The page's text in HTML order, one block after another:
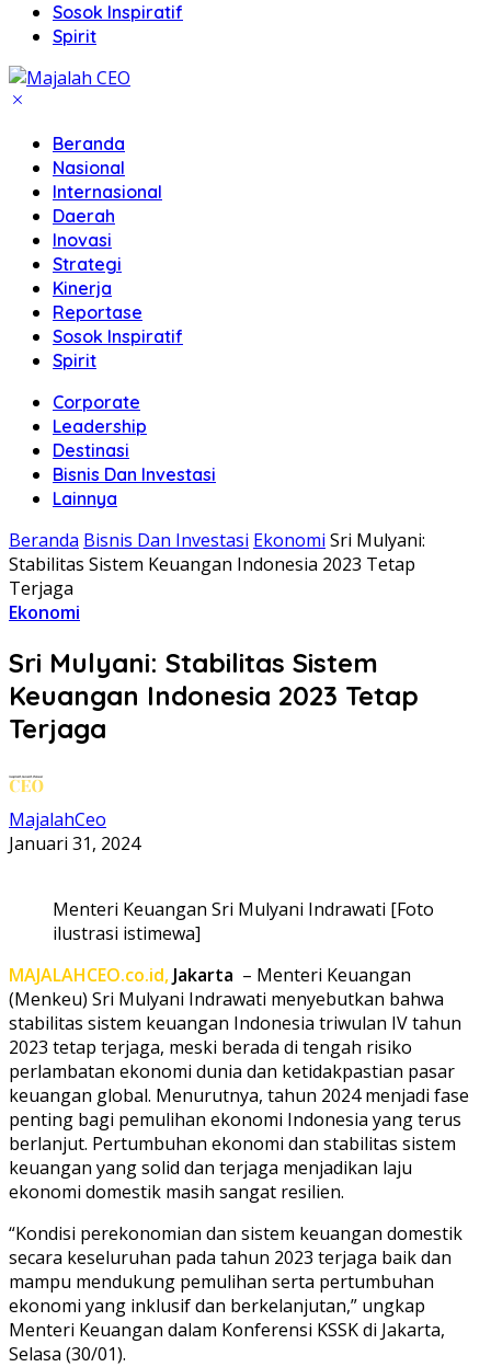
Sosok Inspiratif
Spirit
Beranda
Nasional
Internasional
Daerah
Inovasi
Strategi
Kinerja
Reportase
Sosok Inspiratif
Spirit
Corporate
Leadership
Destinasi
Bisnis Dan Investasi
Lainnya
Beranda Bisnis Dan Investasi Ekonomi Sri Mulyani:
Stabilitas Sistem Keuangan Indonesia 2023 Tetap
Terjaga
Ekonomi
Sri Mulyani: Stabilitas Sistem
Keuangan Indonesia 2023 Tetap
Terjaga
MajalahCeo
Januari 31, 2024
Menteri Keuangan Sri Mulyani Indrawati [Foto
ilustrasi istimewa]
MAJALAHCEO.co.id, Jakarta – Menteri Keuangan
(Menkeu) Sri Mulyani Indrawati menyebutkan bahwa
stabilitas sistem keuangan Indonesia triwulan IV tahun
2023 tetap terjaga, meski berada di tengah risiko
perlambatan ekonomi dunia dan ketidakpastian pasar
keuangan global. Menurutnya, tahun 2024 menjadi fase
penting bagi pemulihan ekonomi Indonesia yang terus
berlanjut. Pertumbuhan ekonomi dan stabilitas sistem
keuangan yang solid dan terjaga menjadikan laju
ekonomi domestik masih sangat resilien.
“Kondisi perekonomian dan sistem keuangan domestik
secara keseluruhan pada tahun 2023 terjaga baik dan
mampu mendukung pemulihan serta pertumbuhan
ekonomi yang inklusif dan berkelanjutan,” ungkap
Menteri Keuangan dalam Konferensi KSSK di Jakarta,
Selasa (30/01).